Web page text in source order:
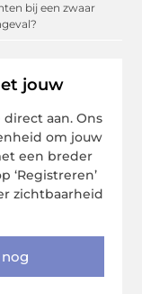
bij een zwaar
jouw
aan. Ons
om jouw
een breder
‘Registreren’
zichtbaarheid